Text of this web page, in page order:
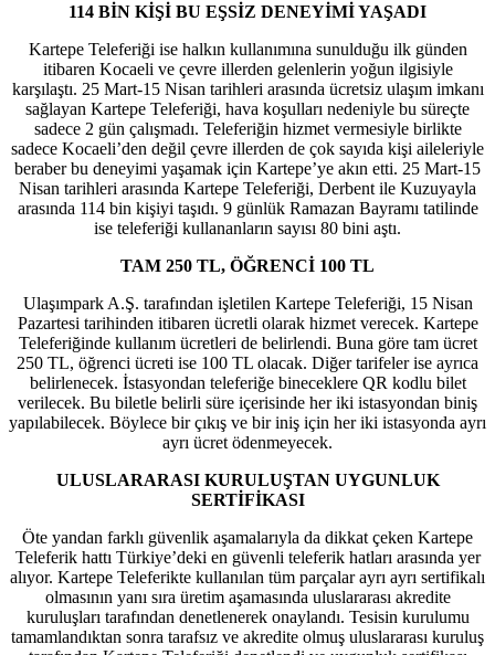
114 BİN KİŞİ BU EŞSİZ DENEYİMİ YAŞADI
Kartepe Teleferiği ise halkın kullanımına sunulduğu ilk günden
itibaren Kocaeli ve çevre illerden gelenlerin yoğun ilgisiyle
karşılaştı. 25 Mart-15 Nisan tarihleri arasında ücretsiz ulaşım imkanı
sağlayan Kartepe Teleferiği, hava koşulları nedeniyle bu süreçte
sadece 2 gün çalışmadı. Teleferiğin hizmet vermesiyle birlikte
sadece Kocaeli’den değil çevre illerden de çok sayıda kişi aileleriyle
beraber bu deneyimi yaşamak için Kartepe’ye akın etti. 25 Mart-15
Nisan tarihleri arasında Kartepe Teleferiği, Derbent ile Kuzuyayla
arasında 114 bin kişiyi taşıdı. 9 günlük Ramazan Bayramı tatilinde
ise teleferiği kullananların sayısı 80 bini aştı.
TAM 250 TL, ÖĞRENCİ 100 TL
Ulaşımpark A.Ş. tarafından işletilen Kartepe Teleferiği, 15 Nisan
Pazartesi tarihinden itibaren ücretli olarak hizmet verecek. Kartepe
Teleferiğinde kullanım ücretleri de belirlendi. Buna göre tam ücret
250 TL, öğrenci ücreti ise 100 TL olacak. Diğer tarifeler ise ayrıca
belirlenecek. İstasyondan teleferiğe bineceklere QR kodlu bilet
verilecek. Bu biletle belirli süre içerisinde her iki istasyondan biniş
yapılabilecek. Böylece bir çıkış ve bir iniş için her iki istasyonda ayrı
ayrı ücret ödenmeyecek.
ULUSLARARASI KURULUŞTAN UYGUNLUK
SERTİFİKASI
Öte yandan farklı güvenlik aşamalarıyla da dikkat çeken Kartepe
Teleferik hattı Türkiye’deki en güvenli teleferik hatları arasında yer
alıyor. Kartepe Teleferikte kullanılan tüm parçalar ayrı ayrı sertifikalı
olmasının yanı sıra üretim aşamasında uluslararası akredite
kuruluşları tarafından denetlenerek onaylandı. Tesisin kurulumu
tamamlandıktan sonra tarafsız ve akredite olmuş uluslararası kuruluş